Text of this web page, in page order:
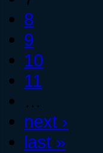
8
9
10
11
…
next ›
last »